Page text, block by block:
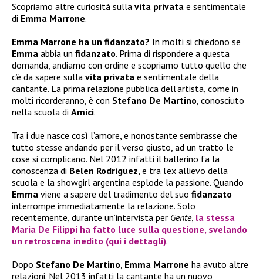
Scopriamo altre curiosità sulla vita privata e sentimentale
di Emma Marrone.
Emma Marrone ha un fidanzato? In molti si chiedono se
Emma abbia un fidanzato. Prima di rispondere a questa
domanda, andiamo con ordine e scopriamo tutto quello che
c’è da sapere sulla vita privata e sentimentale della
cantante. La prima relazione pubblica dell’artista, come in
molti ricorderanno, è con Stefano De Martino, conosciuto
nella scuola di Amici.
Tra i due nasce così l’amore, e nonostante sembrasse che
tutto stesse andando per il verso giusto, ad un tratto le
cose si complicano. Nel 2012 infatti il ballerino fa la
conoscenza di Belen Rodriguez, e tra l’ex allievo della
scuola e la showgirl argentina esplode la passione. Quando
Emma viene a sapere del tradimento del suo fidanzato
interrompe immediatamente la relazione. Solo
recentemente, durante un’intervista per Gente, la stessa
Maria De Filippi ha fatto luce sulla questione, svelando
un retroscena inedito (qui i dettagli).
Dopo Stefano De Martino, Emma Marrone ha avuto altre
relazioni. Nel 2013 infatti la cantante ha un nuovo